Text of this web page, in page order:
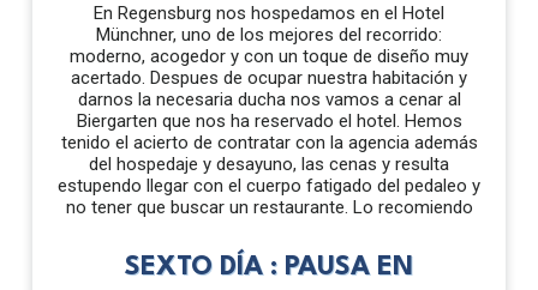
En Regensburg nos hospedamos en el Hotel
Münchner, uno de los mejores del recorrido:
moderno, acogedor y con un toque de diseño muy
acertado. Despues de ocupar nuestra habitación y
darnos la necesaria ducha nos vamos a cenar al
Biergarten que nos ha reservado el hotel. Hemos
tenido el acierto de contratar con la agencia además
del hospedaje y desayuno, las cenas y resulta
estupendo llegar con el cuerpo fatigado del pedaleo y
no tener que buscar un restaurante. Lo recomiendo
SEXTO DÍA : PAUSA EN